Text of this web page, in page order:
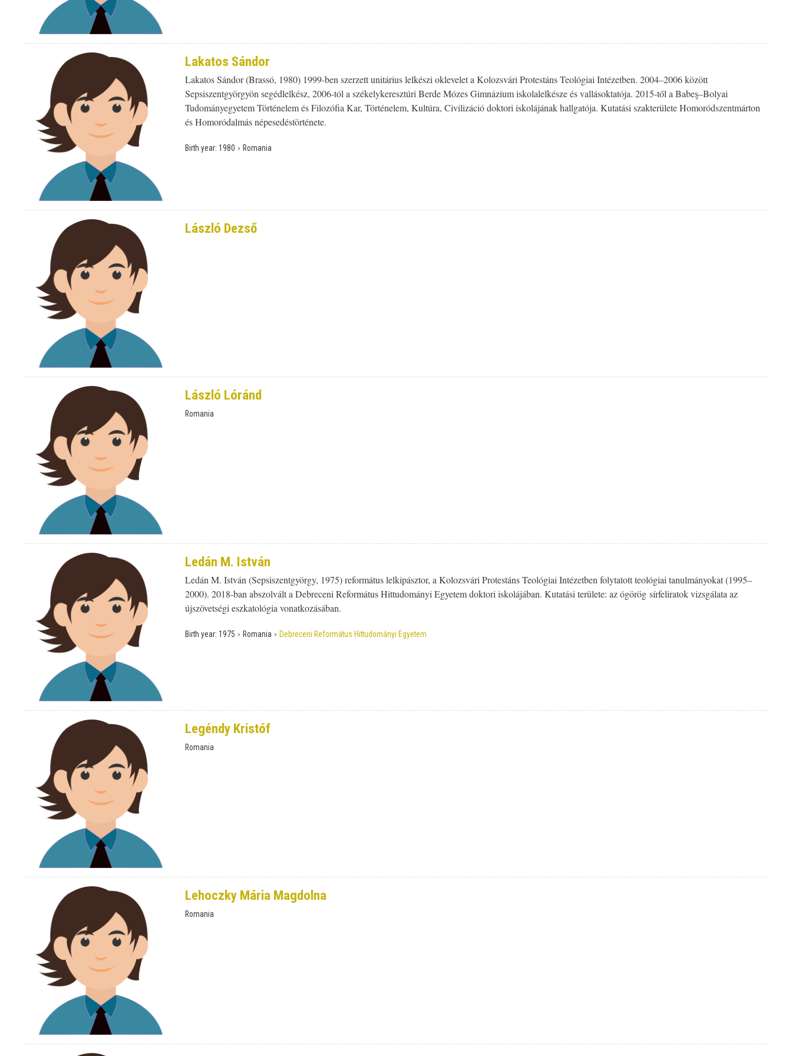
Lakatos Sándor
Lakatos Sándor (Brassó, 1980) 1999-ben szerzett unitárius lelkészi oklevelet a Kolozsvári Protestáns Teológiai Intézetben. 2004–2006 között
Sepsiszentgyörgyön segédlelkész, 2006-tól a székelykeresztúri Berde Mózes Gimnázium iskolalelkésze és vallásoktatója. 2015-től a Babeş–Bolyai
Tudományegyetem Történelem és Filozófia Kar, Történelem, Kultúra, Civilizáció doktori iskolájának hallgatója. Kutatási szakterülete Homoródszentmárton
és Homoródalmás népesedéstörténete.
Birth year: 1980 › Romania
László Dezső
László Lóránd
Romania
Ledán M. István
Ledán M. István (Sepsiszentgyörgy, 1975) református lelkipásztor, a Kolozsvári Protestáns Teológiai Intézetben folytatott teológiai tanulmányokat (1995–
2000). 2018-ban abszolvált a Debreceni Református Hittudományi Egyetem doktori iskolájában. Kutatási területe: az ógörög sírfeliratok vizsgálata az
újszövetségi eszkatológia vonatkozásában.
Birth year: 1975 › Romania › Debreceni Református Hittudományi Egyetem
Legéndy Kristóf
Romania
Lehoczky Mária Magdolna
Romania